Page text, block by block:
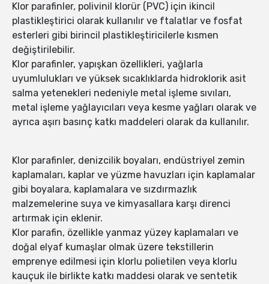
Klor parafinler, polivinil klorür (PVC) için ikincil
plastikleştirici olarak kullanılır ve ftalatlar ve fosfat
esterleri gibi birincil plastikleştiricilerle kısmen
değiştirilebilir.
Klor parafinler, yapışkan özellikleri, yağlarla
uyumlulukları ve yüksek sıcaklıklarda hidroklorik asit
salma yetenekleri nedeniyle metal işleme sıvıları,
metal işleme yağlayıcıları veya kesme yağları olarak ve
ayrıca aşırı basınç katkı maddeleri olarak da kullanılır.
Klor parafinler, denizcilik boyaları, endüstriyel zemin
kaplamaları, kaplar ve yüzme havuzları için kaplamalar
gibi boyalara, kaplamalara ve sızdırmazlık
malzemelerine suya ve kimyasallara karşı direnci
artırmak için eklenir.
Klor parafin, özellikle yanmaz yüzey kaplamaları ve
doğal elyaf kumaşlar olmak üzere tekstillerin
emprenye edilmesi için klorlu polietilen veya klorlu
kauçuk ile birlikte katkı maddesi olarak ve sentetik